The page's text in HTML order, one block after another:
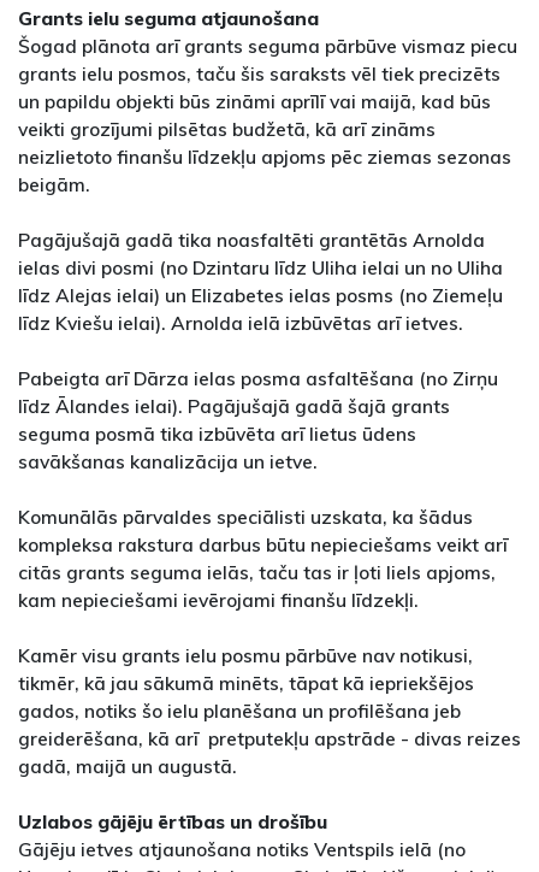
Grants ielu seguma atjaunošana
Šogad plānota arī grants seguma pārbūve vismaz piecu
grants ielu posmos, taču šis saraksts vēl tiek precizēts
un papildu objekti būs zināmi aprīlī vai maijā, kad būs
veikti grozījumi pilsētas budžetā, kā arī zināms
neizlietoto finanšu līdzekļu apjoms pēc ziemas sezonas
beigām.
Pagājušajā gadā tika noasfaltēti grantētās Arnolda
ielas divi posmi (no Dzintaru līdz Uliha ielai un no Uliha
līdz Alejas ielai) un Elizabetes ielas posms (no Ziemeļu
līdz Kviešu ielai). Arnolda ielā izbūvētas arī ietves.
Pabeigta arī Dārza ielas posma asfaltēšana (no Zirņu
līdz Ālandes ielai). Pagājušajā gadā šajā grants
seguma posmā tika izbūvēta arī lietus ūdens
savākšanas kanalizācija un ietve.
Komunālās pārvaldes speciālisti uzskata, ka šādus
kompleksa rakstura darbus būtu nepieciešams veikt arī
citās grants seguma ielās, taču tas ir ļoti liels apjoms,
kam nepieciešami ievērojami finanšu līdzekļi.
Kamēr visu grants ielu posmu pārbūve nav notikusi,
tikmēr, kā jau sākumā minēts, tāpat kā iepriekšējos
gados, notiks šo ielu planēšana un profilēšana jeb
greiderēšana, kā arī pretputekļu apstrāde - divas reizes
gadā, maijā un augustā.
Uzlabos gājēju ērtības un drošību
Gājēju ietves atjaunošana notiks Ventspils ielā (no